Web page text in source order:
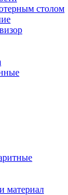
столом
материал